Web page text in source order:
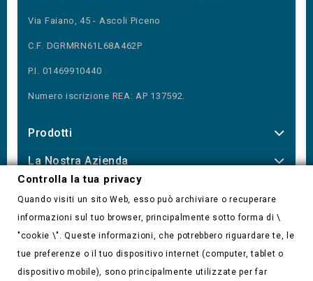
Via Faiano, 45 - Ascoli Piceno
C.F. DGRMRN61L68A462P
P.I. 01469910440
Numero iscrizione REA: AP 137592.
Prodotti
La Nostra Azienda
Controlla la tua privacy
Controlla la tua privacy
Quando visiti un sito Web, esso può archiviare o recuperare
informazioni sul tuo browser, principalmente sotto forma di \
"cookie \". Queste informazioni, che potrebbero riguardare te, le
tue preferenze o il tuo dispositivo internet (computer, tablet o
dispositivo mobile), sono principalmente utilizzate per far